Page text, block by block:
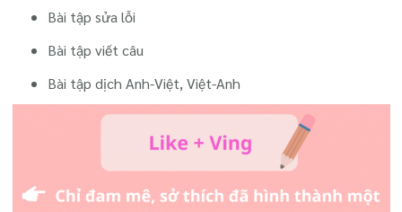
Bài tập sửa lỗi
Bài tập viết câu
Bài tập dịch Anh-Việt, Việt-Anh